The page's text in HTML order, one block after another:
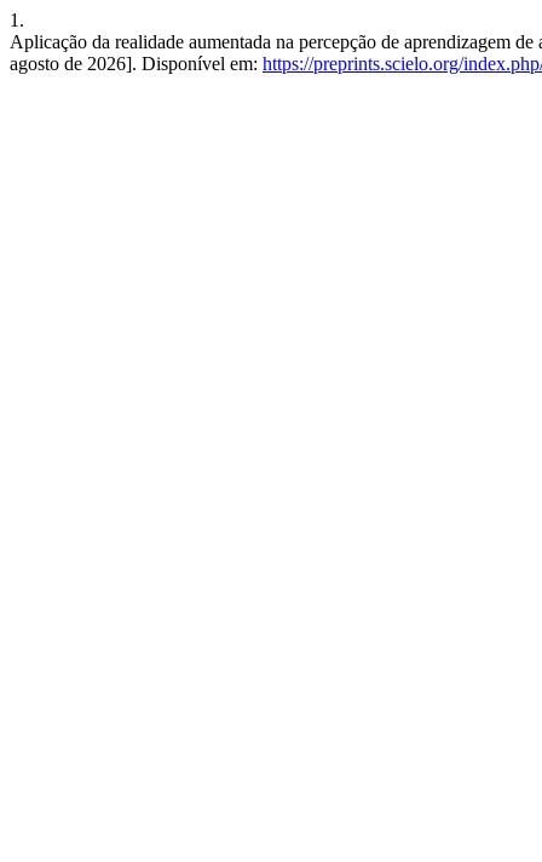
1.
Aplicação da realidade aumentada na percepção de aprendizagem
agosto de 2026]. Disponível em: https://preprints.scielo.org/